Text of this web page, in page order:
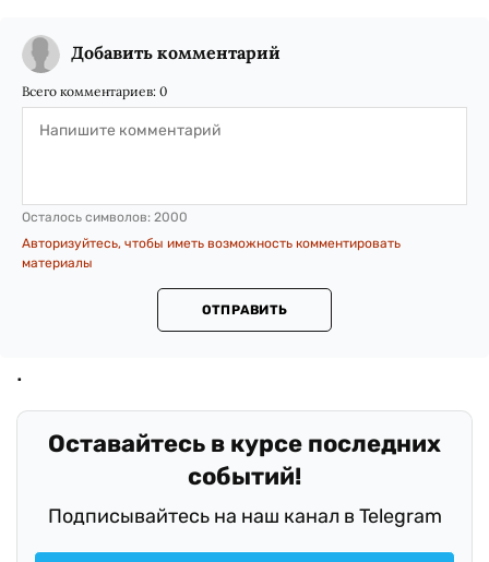
Добавить комментарий
Всего комментариев: 0
Осталось символов: 2000
Авторизуйтесь, чтобы иметь возможность комментировать
материалы
ОТПРАВИТЬ
Оставайтесь в курсе последних
событий!
Подписывайтесь на наш канал в Telegram